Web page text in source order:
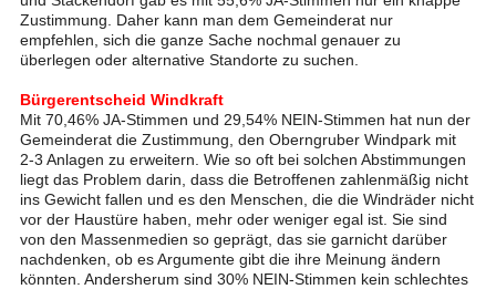
Zustimmung. Daher kann man dem Gemeinderat nur
empfehlen, sich die ganze Sache nochmal genauer zu
überlegen oder alternative Standorte zu suchen.
Bürgerentscheid Windkraft
Mit 70,46% JA-Stimmen und 29,54% NEIN-Stimmen hat nun der
Gemeinderat die Zustimmung, den Oberngruber Windpark mit
2-3 Anlagen zu erweitern. Wie so oft bei solchen Abstimmungen
liegt das Problem darin, dass die Betroffenen zahlenmäßig nicht
ins Gewicht fallen und es den Menschen, die die Windräder nicht
vor der Haustüre haben, mehr oder weniger egal ist. Sie sind
von den Massenmedien so geprägt, das sie garnicht darüber
nachdenken, ob es Argumente gibt die ihre Meinung ändern
könnten. Andersherum sind 30% NEIN-Stimmen kein schlechtes